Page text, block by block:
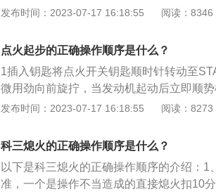
跳回到正常的点火档。3启动发动机发动机
经过3次仍不能起动发动机，应当查找原因
发布时间：2023-07-17 16:18:55 阅读：8346
点火起步的正确操作顺序是什么？
1插入钥匙将点火开关钥匙顺时针转动至
微用劲向前旋拧，当发动机起动后立即顺
跳回到正常的点火档。3启动发动机发动机
机如果经过3次仍不能起动发动机，应当查
发布时间：2023-07-17 16:18:55 阅读：8273
科三熄火的正确操作顺序是什么？
以下是科三熄火的正确操作顺序的介绍：
准，一个是操作不当造成的直接熄火扣10